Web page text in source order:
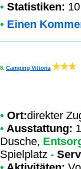
• Statistiken:
• Einen
8. Camping Vittoria
• Ort:direkter
• Ausstattung:
Dusche,
Spielplatz -